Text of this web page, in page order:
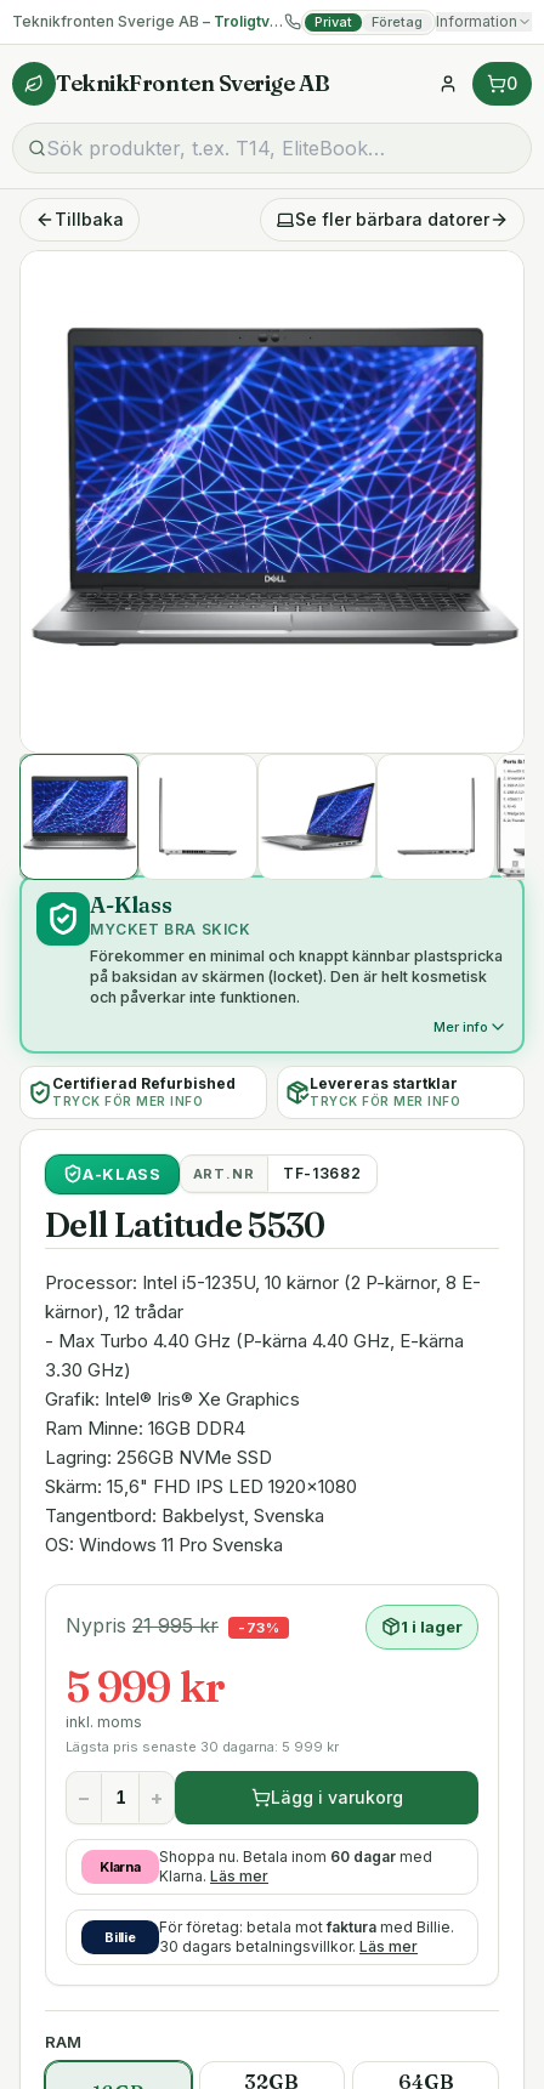
Teknikfronten Sverige AB – Troligtvis billigast på begagnad IT! Privat Företag Information
TeknikFronten Sverige AB 0
Tillbaka Se fler bärbara datorer
A-Klass
MYCKET BRA SKICK
Förekommer en minimal och knappt kännbar plastspricka
på baksidan av skärmen (locket). Den är helt kosmetisk
och påverkar inte funktionen.
Mer info
Certifierad Refurbished
TRYCK FÖR MER INFO
Levereras startklar
TRYCK FÖR MER INFO
A-KLASS ART.NR TF-13682
Dell Latitude 5530
Processor: Intel i5-1235U, 10 kärnor (2 P-kärnor, 8 E-
kärnor), 12 trådar
- Max Turbo 4.40 GHz (P-kärna 4.40 GHz, E-kärna
3.30 GHz)
Grafik: Intel® Iris® Xe Graphics
Ram Minne: 16GB DDR4
Lagring: 256GB NVMe SSD
Skärm: 15,6" FHD IPS LED 1920x1080
Tangentbord: Bakbelyst, Svenska
OS: Windows 11 Pro Svenska
Nypris 21 995kr - 73% 1 i lager
5 999 kr
inkl. moms
Lägsta pris senaste 30 dagarna: 5 999 kr
− + Lägg i varukorg
Klarna
Shoppa nu. Betala inom 60 dagar med
Klarna. Läs mer
Billie
För företag: betala motfaktura med Billie.
30 dagars betalningsvillkor. Läs mer
RAM
32GB 64GB